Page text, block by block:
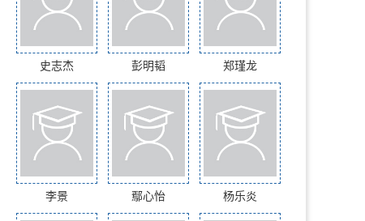
史志杰 彭明韬 郑瑾龙
李景 鄢心怡 杨乐炎